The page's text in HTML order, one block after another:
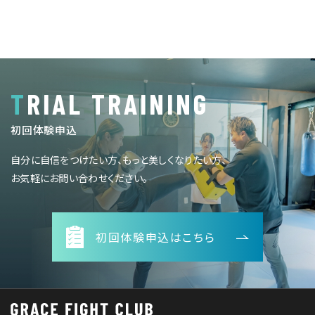
TRIAL TRAINING
初回体験申込
自分に自信をつけたい方、もっと美しくなりたい方、
お気軽にお問い合わせください。
初回体験申込はこちら